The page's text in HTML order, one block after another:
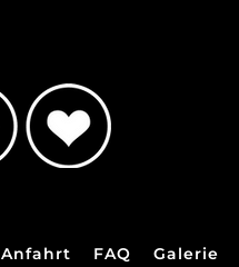
Anfahrt FAQ Galerie